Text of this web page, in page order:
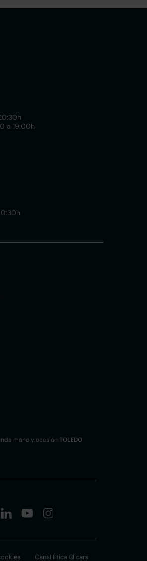
a 19:00h
mano y ocasión TOLEDO
Canal Ética Clicars